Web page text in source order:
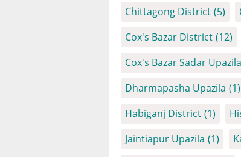
Chittagong District (5)
Cox's Bazar District (12)
Cox's Bazar Sadar Upazila
Dharmapasha Upazila (1)
Habiganj District (1)
Jaintiapur Upazila (1)